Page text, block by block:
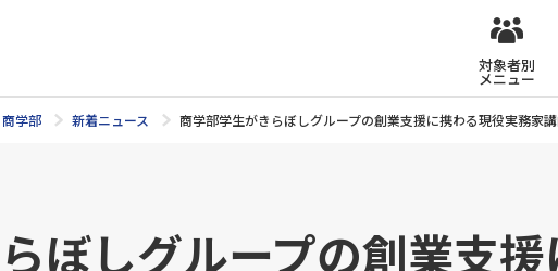
対象者別
メニュー
商学部 新着ニュース 商学部学生がきらぼしグループの創業支援に携わる現役実務家
ぼしグループの創業支